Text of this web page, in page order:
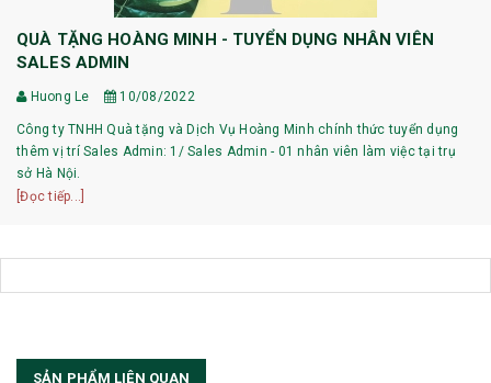
QUÀ TẶNG HOÀNG MINH - TUYỂN DỤNG NHÂN VIÊN
SALES ADMIN
Huong Le 10/08/2022
Công ty TNHH Quà tặng và Dịch Vụ Hoàng Minh chính thức tuyển dụng
thêm vị trí Sales Admin: 1/ Sales Admin - 01 nhân viên làm việc tại trụ
sở Hà Nội.
[Đọc tiếp...]
SẢN PHẨM LIÊN QUAN